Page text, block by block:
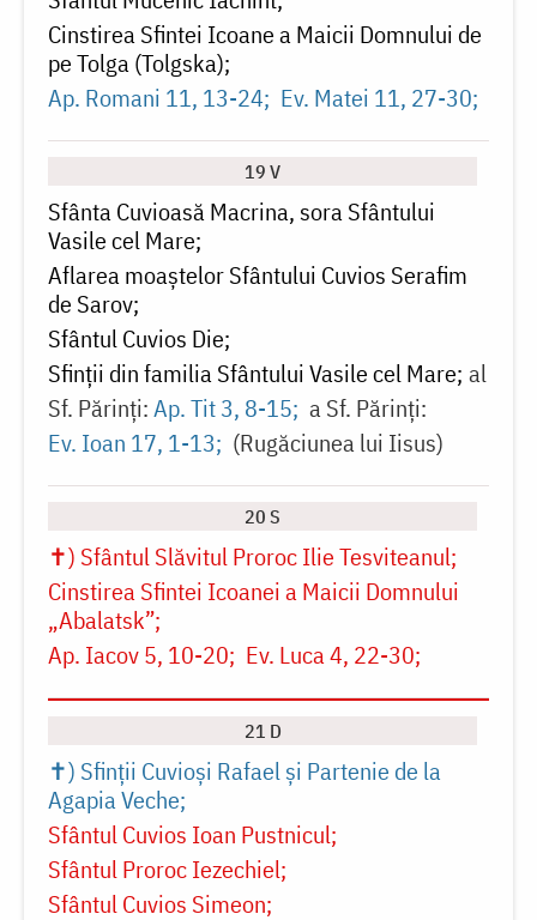
Cinstirea Sfintei Icoane a Maicii Domnului de
pe Tolga (Tolgska)
Ap. Romani 11, 13-24 Ev. Matei 11, 27-30
19 V
Sfânta Cuvioasă Macrina, sora Sfântului
Vasile cel Mare
Aflarea moaștelor Sfântului Cuvios Serafim
de Sarov
Sfântul Cuvios Die
Sfinții din familia Sfântului Vasile cel Mare al
Sf. Părinți:Ap. Tit 3, 8-15 a Sf. Părinți:
Ev. Ioan 17, 1-13
(Rugăciunea lui Iisus)
20 S
✝) Sfântul Slăvitul Proroc Ilie Tesviteanul
Cinstirea Sfintei Icoanei a Maicii Domnului
„Abalatsk”
Ap. Iacov 5, 10-20 Ev. Luca 4, 22-30
21 D
✝) Sfinții Cuvioși Rafael și Partenie de la
Agapia Veche
Sfântul Cuvios Ioan Pustnicul
Sfântul Proroc Iezechiel
Sfântul Cuvios Simeon